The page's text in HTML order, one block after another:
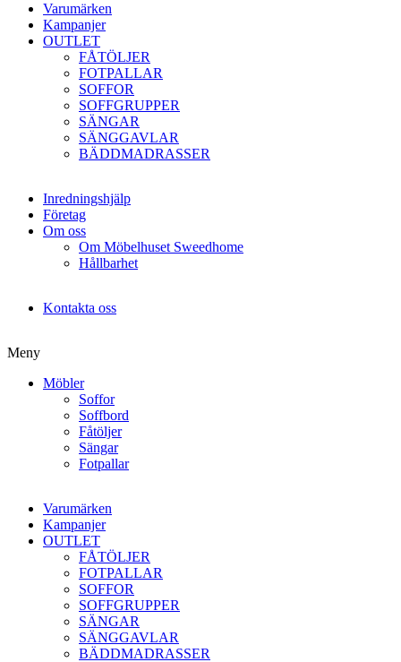
Varumärken
Kampanjer
OUTLET
FÅTÖLJER
FOTPALLAR
SOFFOR
SOFFGRUPPER
SÄNGAR
SÄNGGAVLAR
BÄDDMADRASSER
Inredningshjälp
Företag
Om oss
Om Möbelhuset Sweedhome
Hållbarhet
Kontakta oss
Meny
Möbler
Soffor
Soffbord
Fåtöljer
Sängar
Fotpallar
Varumärken
Kampanjer
OUTLET
FÅTÖLJER
FOTPALLAR
SOFFOR
SOFFGRUPPER
SÄNGAR
SÄNGGAVLAR
BÄDDMADRASSER